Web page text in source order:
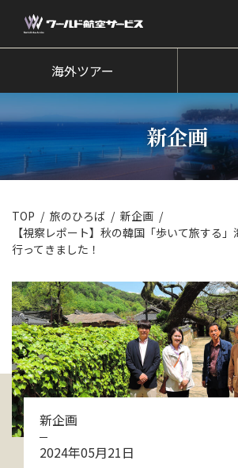
海外ツアー
国内ツアー
クルーズツアー
ツアー催行状況
旅のひろば
イベント
新着情報
会社情報
お問い合わ
海外ツアー
新企画
TOP 旅のひろば
新企画
【視察レポート】秋の韓国「歩いて旅する
行ってきました！
新企画
2024年05月21日